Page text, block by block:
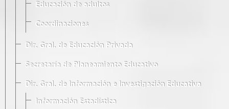
Educación de adultos
Coordinaciones
Dir. Gral. de Educación Privada
Secretaría de Planeamiento Educativo
Dir. Gral. de Información e Investigación Educativa
Información Estadística